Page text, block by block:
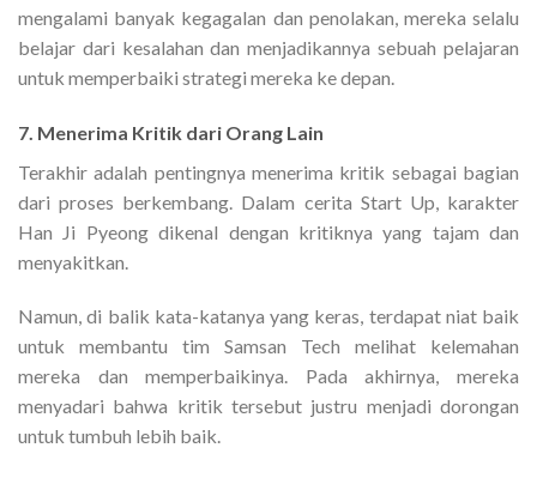
mengalami banyak kegagalan dan penolakan, mereka selalu
belajar dari kesalahan dan menjadikannya sebuah pelajaran
untuk memperbaiki strategi mereka ke depan.
7. Menerima Kritik dari Orang Lain
Terakhir adalah pentingnya menerima kritik sebagai bagian
dari proses berkembang. Dalam cerita Start Up, karakter
Han Ji Pyeong dikenal dengan kritiknya yang tajam dan
menyakitkan.
Namun, di balik kata-katanya yang keras, terdapat niat baik
untuk membantu tim Samsan Tech melihat kelemahan
mereka dan memperbaikinya. Pada akhirnya, mereka
menyadari bahwa kritik tersebut justru menjadi dorongan
untuk tumbuh lebih baik.